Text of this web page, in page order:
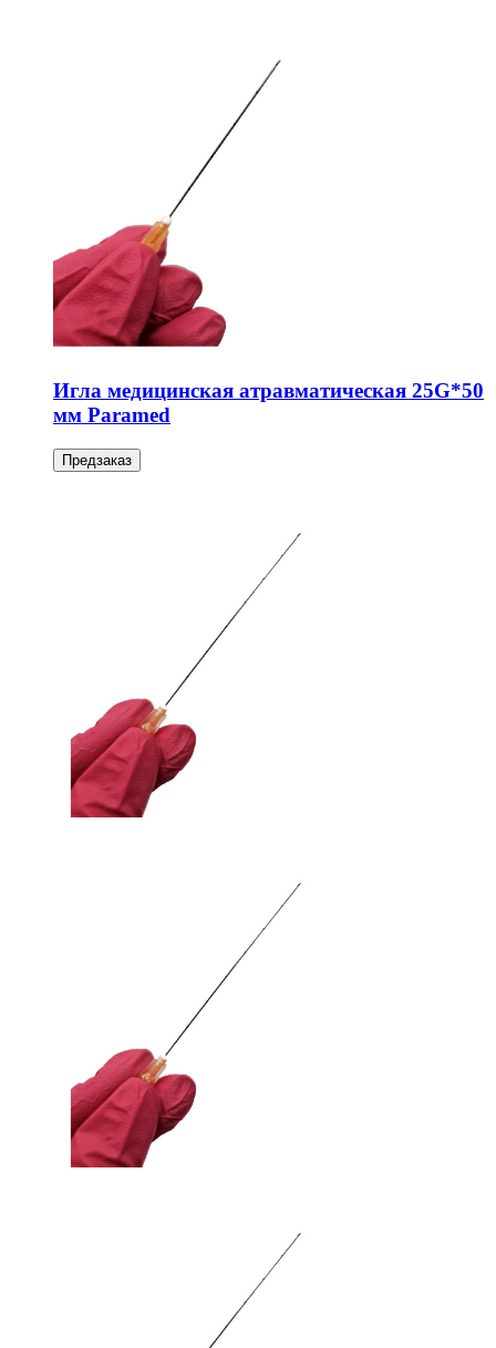
Игла медицинская атравматическая 25G*50
мм Paramed
Предзаказ